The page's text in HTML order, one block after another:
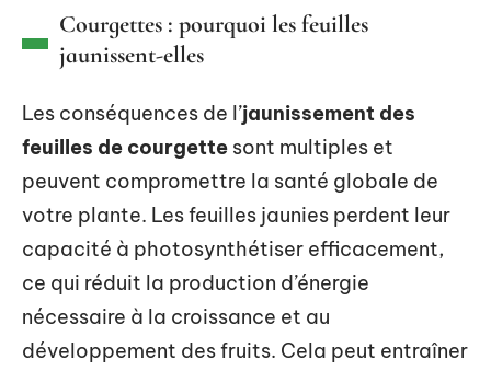
Courgettes : pourquoi les feuilles
jaunissent-elles
Les conséquences de l’jaunissement des
feuilles de courgette sont multiples et
peuvent compromettre la santé globale de
votre plante. Les feuilles jaunies perdent leur
capacité à photosynthétiser efficacement,
ce qui réduit la production d’énergie
nécessaire à la croissance et au
développement des fruits. Cela peut entraîner